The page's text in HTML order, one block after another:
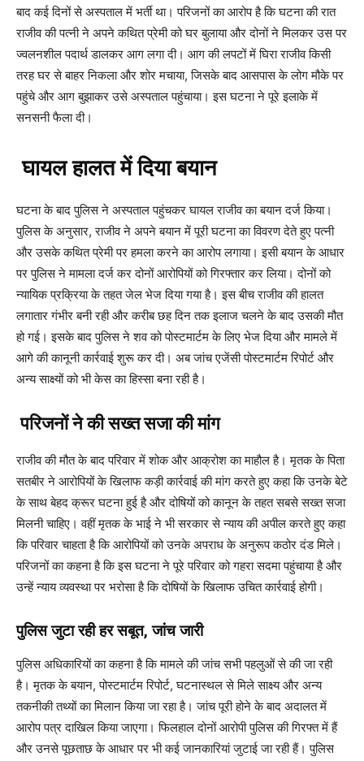
बाद कई दिनों से अस्पताल में भर्ती था। परिजनों का आरोप है कि घटना की रात
राजीव की पत्नी ने अपने कथित प्रेमी को घर बुलाया और दोनों ने मिलकर उस पर
ज्वलनशील पदार्थ डालकर आग लगा दी। आग की लपटों में घिरा राजीव किसी
तरह घर से बाहर निकला और शोर मचाया, जिसके बाद आसपास के लोग मौके पर
पहुंचे और आग बुझाकर उसे अस्पताल पहुंचाया। इस घटना ने पूरे इलाके में
सनसनी फैला दी।
घायल हालत में दिया बयान
घटना के बाद पुलिस ने अस्पताल पहुंचकर घायल राजीव का बयान दर्ज किया।
पुलिस के अनुसार, राजीव ने अपने बयान में पूरी घटना का विवरण देते हुए पत्नी
और उसके कथित प्रेमी पर हमला करने का आरोप लगाया। इसी बयान के आधार
पर पुलिस ने मामला दर्ज कर दोनों आरोपियों को गिरफ्तार कर लिया। दोनों को
न्यायिक प्रक्रिया के तहत जेल भेज दिया गया है। इस बीच राजीव की हालत
लगातार गंभीर बनी रही और करीब छह दिन तक इलाज चलने के बाद उसकी मौत
हो गई। इसके बाद पुलिस ने शव को पोस्टमार्टम के लिए भेज दिया और मामले में
आगे की कानूनी कार्रवाई शुरू कर दी। अब जांच एजेंसी पोस्टमार्टम रिपोर्ट और
अन्य साक्ष्यों को भी केस का हिस्सा बना रही है।
परिजनों ने की सख्त सजा की मांग
राजीव की मौत के बाद परिवार में शोक और आक्रोश का माहौल है। मृतक के पिता
सतबीर ने आरोपियों के खिलाफ कड़ी कार्रवाई की मांग करते हुए कहा कि उनके बेटे
के साथ बेहद क्रूर घटना हुई है और दोषियों को कानून के तहत सबसे सख्त सजा
मिलनी चाहिए। वहीं मृतक के भाई ने भी सरकार से न्याय की अपील करते हुए कहा
कि परिवार चाहता है कि आरोपियों को उनके अपराध के अनुरूप कठोर दंड मिले।
परिजनों का कहना है कि इस घटना ने पूरे परिवार को गहरा सदमा पहुंचाया है और
उन्हें न्याय व्यवस्था पर भरोसा है कि दोषियों के खिलाफ उचित कार्रवाई होगी।
पुलिस जुटा रही हर सबूत, जांच जारी
पुलिस अधिकारियों का कहना है कि मामले की जांच सभी पहलुओं से की जा रही
है। मृतक के बयान, पोस्टमार्टम रिपोर्ट, घटनास्थल से मिले साक्ष्य और अन्य
तकनीकी तथ्यों का मिलान किया जा रहा है। जांच पूरी होने के बाद अदालत में
आरोप पत्र दाखिल किया जाएगा। फिलहाल दोनों आरोपी पुलिस की गिरफ्त में हैं
और उनसे पूछताछ के आधार पर भी कई जानकारियां जुटाई जा रही हैं। पुलिस